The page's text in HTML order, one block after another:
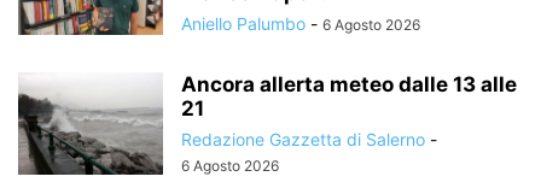
Aniello Palumbo - 6 Agosto 2026
Ancora allerta meteo dalle 13 alle
21
Redazione Gazzetta di Salerno -
6 Agosto 2026